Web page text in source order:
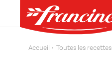
Accueil Toutes les recettes